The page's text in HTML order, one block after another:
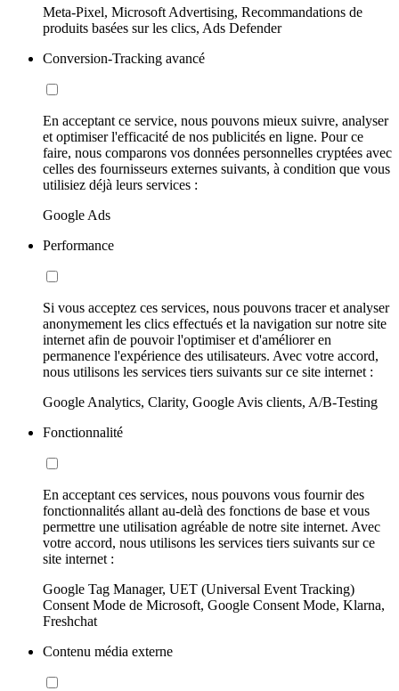
Meta-Pixel, Microsoft Advertising, Recommandations de
produits basées sur les clics, Ads Defender
Conversion-Tracking avancé
En acceptant ce service, nous pouvons mieux suivre, analyser
et optimiser l'efficacité de nos publicités en ligne. Pour ce
faire, nous comparons vos données personnelles cryptées avec
celles des fournisseurs externes suivants, à condition que vous
utilisiez déjà leurs services :
Google Ads
Performance
Si vous acceptez ces services, nous pouvons tracer et analyser
anonymement les clics effectués et la navigation sur notre site
internet afin de pouvoir l'optimiser et d'améliorer en
permanence l'expérience des utilisateurs. Avec votre accord,
nous utilisons les services tiers suivants sur ce site internet :
Google Analytics, Clarity, Google Avis clients, A/B-Testing
Fonctionnalité
En acceptant ces services, nous pouvons vous fournir des
fonctionnalités allant au-delà des fonctions de base et vous
permettre une utilisation agréable de notre site internet. Avec
votre accord, nous utilisons les services tiers suivants sur ce
site internet :
Google Tag Manager, UET (Universal Event Tracking)
Consent Mode de Microsoft, Google Consent Mode, Klarna,
Freshchat
Contenu média externe